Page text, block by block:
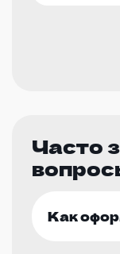
Часто
Как